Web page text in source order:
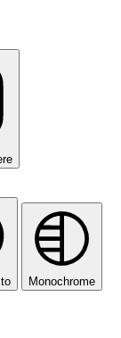
Monochrome